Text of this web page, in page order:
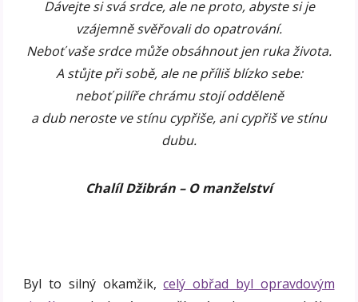
Dávejte si svá srdce, ale ne proto, abyste si je
vzájemně svěřovali do opatrování.
Neboť vaše srdce může obsáhnout jen ruka života.
A stůjte při sobě, ale ne příliš blízko sebe:
neboť pilíře chrámu stojí odděleně
a dub neroste ve stínu cypřiše, ani cypřiš ve stínu
dubu.
Chalíl Džibrán – O manželství
Byl to silný okamžik,celý obřad byl opravdovým